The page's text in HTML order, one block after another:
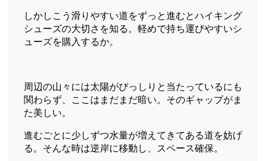
しかしこう滑りやすい道をずっと進むとハイキング
シューズの大切さを知る。軽めで持ち運びやすいシ
ューズを購入するか。
周辺の山々には太陽がびっしりと当たっているにも
関わらず、ここはまだまだ暗い。そのギャップがま
た美しい。
進むごとに少しずつ水量が増えてきてある道を妨げ
る。そんな時は逆岸に移動し、スペース確保。